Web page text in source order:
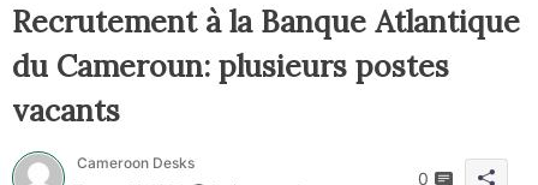
Recrutement à la Banque Atlantique
du Cameroun: plusieurs postes
vacants
Cameroon Desks
0